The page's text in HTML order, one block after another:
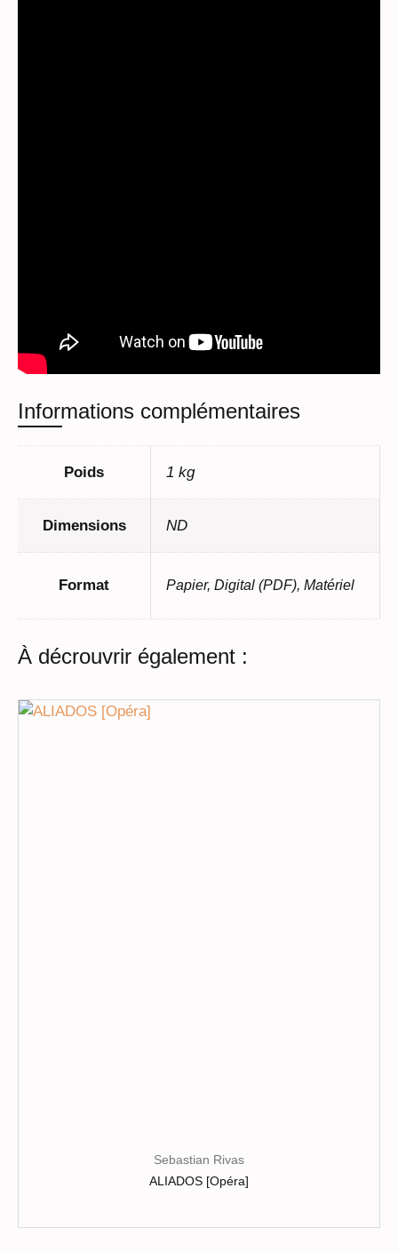
Informations complémentaires
Poids 1 kg
Dimensions ND
Format Papier, Digital (PDF), Matériel
À décrouvrir également :
Sebastian Rivas
ALIADOS [Opéra]